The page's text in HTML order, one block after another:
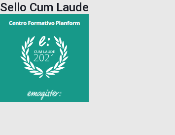
Sello Cum Laude